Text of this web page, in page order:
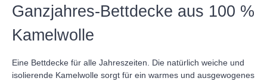
Ganzjahres-Bettdecke aus 100 %
Kamelwolle
Eine Bettdecke für alle Jahreszeiten. Die natürlich weiche und
isolierende Kamelwolle sorgt für ein warmes und ausgewogenes